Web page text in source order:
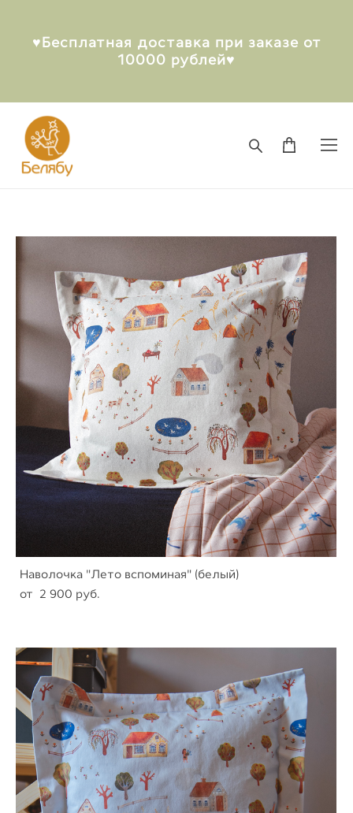
♥︎Бесплатная доставка при заказе от
10000 рублей♥︎
Наволочка "Лето вспоминая" (белый)
от 2 900 pуб.